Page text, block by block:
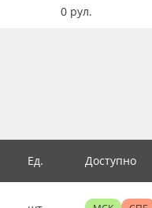
0 рул.
Ед. Доступно